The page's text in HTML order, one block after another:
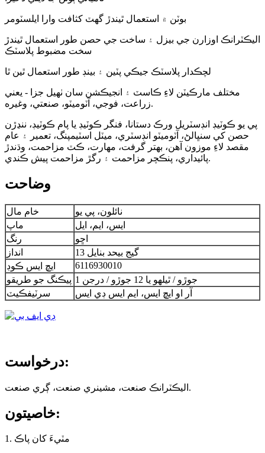
بوٽن ۾ استعمال ٿيندڙ گھٽ کثافت وارا ايلسٽومر
اليڪٽرانڪ اوزارن جي بيزل ۽ ساخت جي حصن طور استعمال ٿيندڙ
سخت مضبوط پلاسٽڪ
لچڪدار پلاسٽڪ جيڪي پٽين ۽ بينڊ طور استعمال ٿين ٿا
مختلف مارڪيٽن لاءِ ڪاسٽ ۽ انجيڪشن سان ٺهيل جزا - يعني
زراعت، فوجي، آٽوميٽو، صنعتي، وغيره.
پي يو ڪوٽيڊ انڊسٽريل ورڪ دستانا، فنگر ڪوٽيڊ يا پام ڪوٽيڊ، ننڍڙن
حصن کي سنڀالڻ، آٽوميٽو انڊسٽري، ميٽل اسٽيمپنگ، تعمير ۽ عام
مقصد لاءِ موزون آهن، بهتر گرفت، مهارت، ڪٽ مزاحمت، وڌندڙ
پائيداري، پنڪچر مزاحمت ۽ رگڙ مزاحمت پيش ڪندي.
وضاحت
خام مال
نائلون، پي يو
ماپ
ايس، ايم، ايل
رنگ
اڇو
انداز
13 گيج بيحد بنايل
ايڇ ايس ڪوڊ
6116930010
پيڪنگ جو طريقو
1 جوڙو / ٿيلهو يا 12 جوڙو / درجن
سرٽيفڪيٽ
آر او ايڇ ايس، ايم ايس ڊي ايس
درخواست:
اليڪٽرانڪ صنعت، مشينري صنعت، ڳري صنعت.
خاصيتون:
1. مٽيءَ کان پاڪ